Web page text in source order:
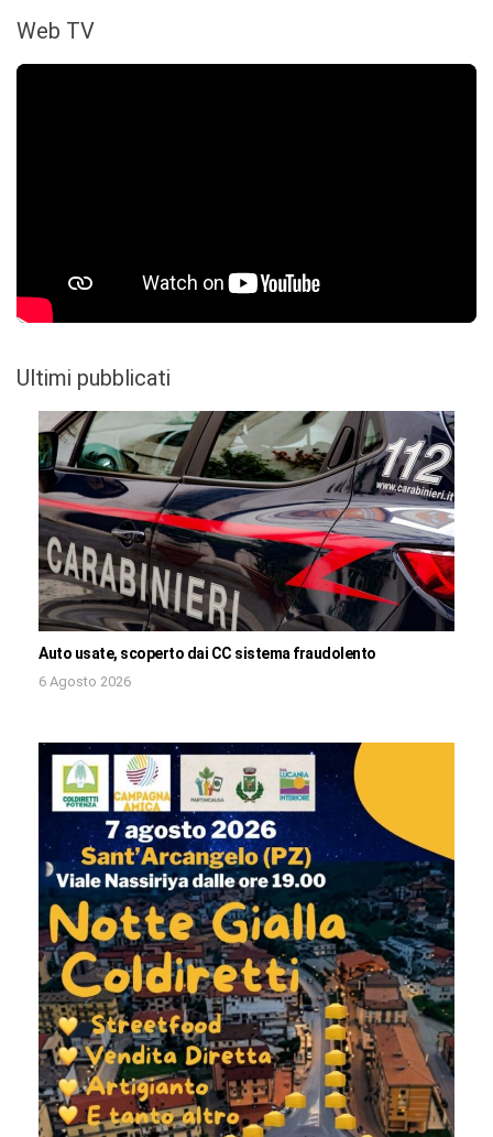
Web TV
Ultimi pubblicati
Auto usate, scoperto dai CC sistema fraudolento
6 Agosto 2026